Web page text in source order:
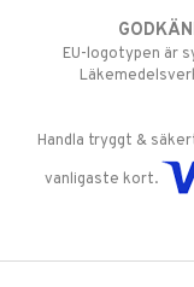
EU-logotypen är
Handla tryggt &
vanligaste kort.